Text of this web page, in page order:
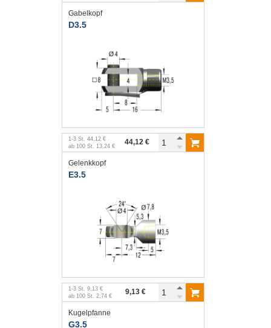
Gabelkopf
D3.5
1 -3 St. 44,12 €
ab 100 St. 13,24 € 44,12 €
Gelenkkopf
E3.5
1 -3 St. 9,13 €
ab 100 St. 2,74 € 9,13 €
Kugelpfanne
G3.5